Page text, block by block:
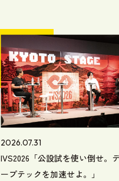
2026.07.31
IVS2026「公設試を使い倒せ。
ープテックを加速せよ。」